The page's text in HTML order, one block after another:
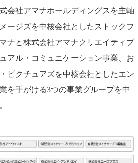
会社アマナホールディングスを主軸
ージズを中核会社としたストックフ
ナと株式会社アマナクリエイティブ
アル・コミュニケーション事業、お
ピクチュアズを中核会社としたエン
を手がける3つの事業グループを中